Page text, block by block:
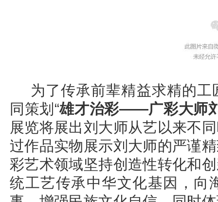
为了传承前辈精益求精的
同策划“雄才治彩——广彩大师
展览将展出刘大师从艺以来不
过作品实物展示刘大师的严谨
彩艺术领域坚持创造性转化和
统工艺传承中华文化基因，向